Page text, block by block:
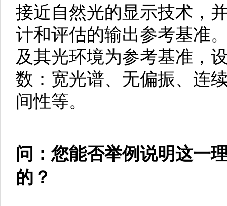
接近自然光的显示技术，
计和评估的输出参考基准
及其光环境为参考基准，
数：宽光谱、无偏振、连
间性等。
问：您能否举例说明这一
的？